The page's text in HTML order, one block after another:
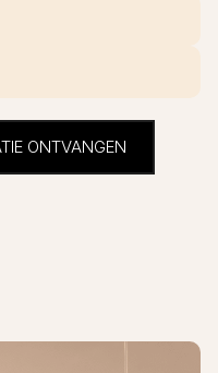
ONTVANGEN